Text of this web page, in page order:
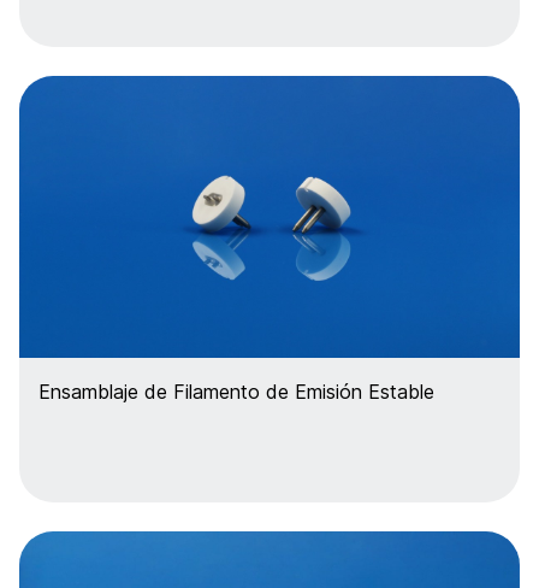
Ensamblaje de Filamento de Emisión Estable